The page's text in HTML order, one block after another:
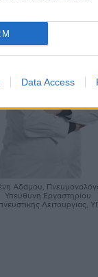
Data Access
Αδάμου,
Υπεύθυνη Εργαστηρίου
Λειτουργίας,